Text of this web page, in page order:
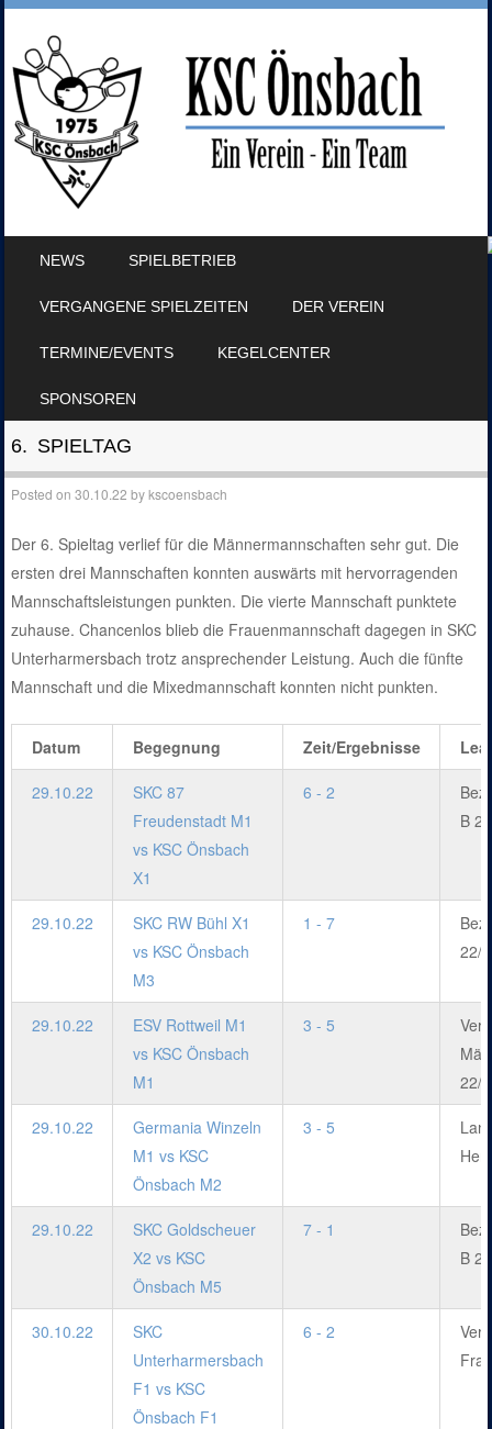
NEWS SPIELBETRIEB
VERGANGENE SPIELZEITEN DER VEREIN
TERMINE/EVENTS KEGELCENTER
SPONSOREN
6. SPIELTAG
Posted on30.10.22 bykscoensbach
Der 6. Spieltag verlief für die Männermannschaften sehr gut. Die
ersten drei Mannschaften konnten auswärts mit hervorragenden
Mannschaftsleistungen punkten. Die vierte Mannschaft punktete
zuhause. Chancenlos blieb die Frauenmannschaft dagegen in SKC
Unterharmersbach trotz ansprechender Leistung. Auch die fünfte
Mannschaft und die Mixedmannschaft konnten nicht punkten.
Datum Begegnung Zeit/Ergebnisse
29.10.22
SKC 87
Freudenstadt M1
vs KSC Önsbach
X1
6 - 2
B
29.10.22
SKC RW Bühl X1
vs KSC Önsbach
M3
1 - 7
22/
29.10.22
ESV Rottweil M1
vs KSC Önsbach
M1
3 - 5
22/
29.10.22
Germania Winzeln
M1 vs KSC
Önsbach M2
3 - 5
29.10.22
SKC Goldscheuer
X2 vs KSC
Önsbach M5
7 - 1
B
30.10.22
SKC
Unterharmersbach
F1 vs KSC
Önsbach F1
6 - 2